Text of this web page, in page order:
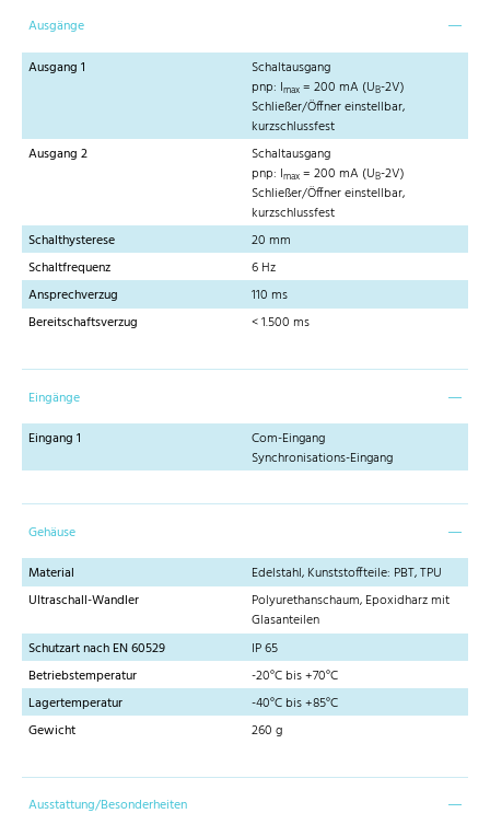
Ausgänge
Ausgang 1
Schaltausgang
pnp: Imax = 200 mA (UB-2V)
Schließer/Öffner einstellbar,
kurzschlussfest
Ausgang 2
Schaltausgang
pnp: Imax = 200 mA (UB-2V)
Schließer/Öffner einstellbar,
kurzschlussfest
Schalthysterese
20 mm
Schaltfrequenz
6 Hz
Ansprechverzug
110 ms
Bereitschaftsverzug
< 1.500 ms
Eingänge
Eingang 1
Com-Eingang
Synchronisations-Eingang
Gehäuse
Material
Edelstahl, Kunststoffteile: PBT, TPU
Ultraschall-Wandler
Polyurethanschaum, Epoxidharz mit
Glasanteilen
Schutzart nach EN 60529
IP 65
Betriebstemperatur
-20°C bis +70°C
Lagertemperatur
-40°C bis +85°C
Gewicht
260 g
Ausstattung/Besonderheiten